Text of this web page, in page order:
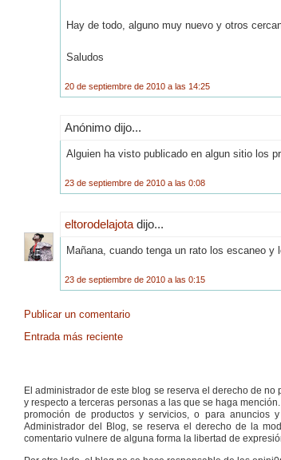
Hay de todo, alguno muy nuevo y otros
Saludos
20 de septiembre de 2010 a las 14:25
Anónimo dijo...
Alguien ha visto publicado en algun sitio los
23 de septiembre de 2010 a las 0:08
eltorodelajota dijo...
Mañana, cuando tenga un rato los escaneo
23 de septiembre de 2010 a las 0:15
Publicar un comentario
Entrada más reciente
El administrador de este blog se reserva el derecho de
y respecto a terceras personas a las que se haga
promoción de productos y servicios, o para anuncios
Administrador del Blog, se reserva el derecho de la
comentario vulnere de alguna forma la libertad de